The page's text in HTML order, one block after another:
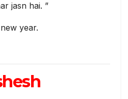
jasn hai. ”
year.